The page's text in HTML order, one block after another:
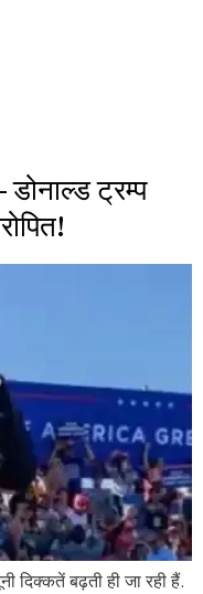
ट्रम्प
बढ़ती ही जा रही हैं.